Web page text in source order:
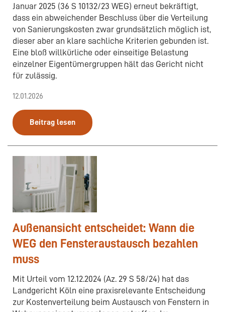
Januar 2025 (36 S 10132/23 WEG) erneut bekräftigt,
dass ein abweichender Beschluss über die Verteilung
von Sanierungskosten zwar grundsätzlich möglich ist,
dieser aber an klare sachliche Kriterien gebunden ist.
Eine bloß willkürliche oder einseitige Belastung
einzelner Eigentümergruppen hält das Gericht nicht
für zulässig.
12.01.2026
Beitrag lesen
Außenansicht entscheidet: Wann die
WEG den Fensteraustausch bezahlen
muss
Mit Urteil vom 12.12.2024 (Az. 29 S 58/24) hat das
Landgericht Köln eine praxisrelevante Entscheidung
zur Kostenverteilung beim Austausch von Fenstern in